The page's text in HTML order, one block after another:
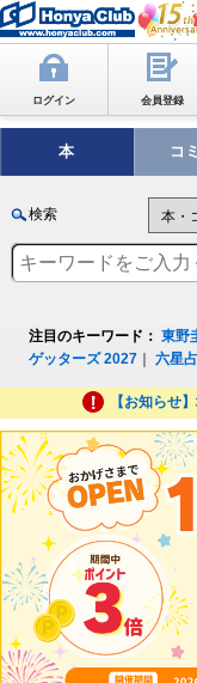
ログイン 会員登録
本 コ
検索
注目のキーワード： 東野
ゲッターズ 2027 ｜六星
【お知らせ